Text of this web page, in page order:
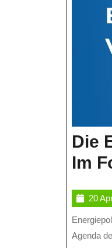
Die
Im
20
Energiepolitik der SPD: Ziele und Maßnahmen Die Energiepolitik ist ein zentrales Thema in der politischen
Agenda